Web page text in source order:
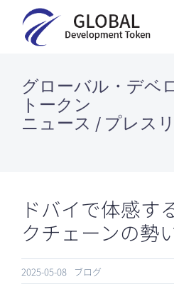
content
お問い合
English
グローバル・デベ
トークン
ニュース / プレス
ドバイで体感す
クチェーンの勢
2025-05-08 ブログ